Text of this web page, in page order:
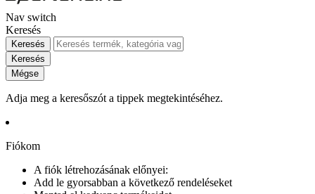
Nav switch
Keresés
Keresés
Keresés
Mégse
Adja meg a keresőszót a tippek megtekintéséhez.
Fiókom
A fiók létrehozásának előnyei:
Add le gyorsabban a következő rendeléseket